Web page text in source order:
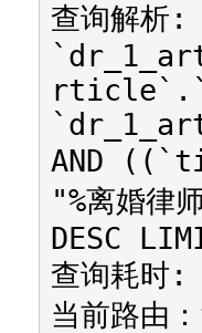
查询解析:
AND
"%离婚
DESC
查询耗时
当前路由